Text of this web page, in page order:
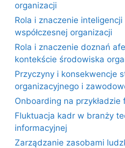
organizacji
Rola i znaczenie
współczesnej organizacji
Rola i znaczenie doznań
kontekście środowiska
Przyczyny i konsekwencje
organizacyjnego i
Onboarding na przykładzie
Fluktuacja kadr w branży
informacyjnej
Zarządzanie zasobami